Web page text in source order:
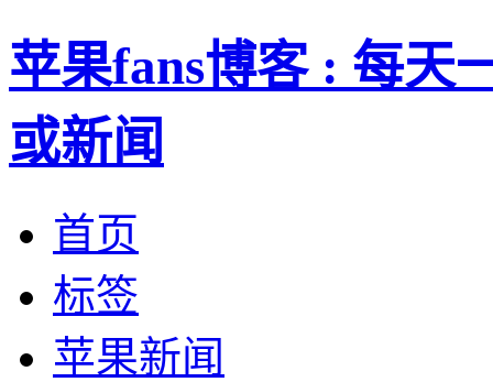
苹果fans博客 : 每天
或新闻
首页
标签
苹果新闻